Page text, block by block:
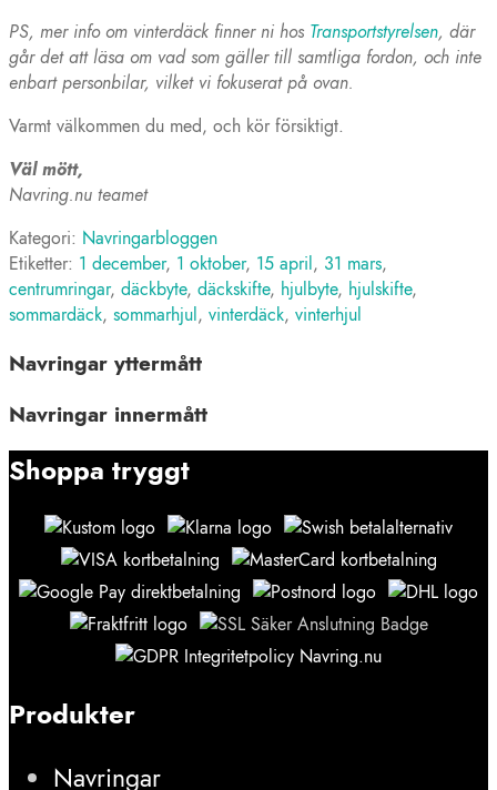
PS, mer info om vinterdäck finner ni hos Transportstyrelsen, där
går det att läsa om vad som gäller till samtliga fordon, och inte
enbart personbilar, vilket vi fokuserat på ovan.
Varmt välkommen du med, och kör försiktigt.
Väl mött,
Navring.nu teamet
Kategori: Navringarbloggen
Etiketter: 1 december, 1 oktober, 15 april, 31 mars,
centrumringar, däckbyte, däckskifte, hjulbyte, hjulskifte,
sommardäck, sommarhjul, vinterdäck, vinterhjul
Navringar yttermått
Navringar innermått
Shoppa tryggt
Produkter
Navringar